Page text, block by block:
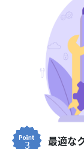
最適な